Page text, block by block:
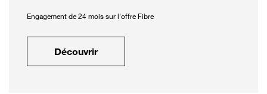
Engagement de 24 mois sur l'offre Fibre
Découvrir